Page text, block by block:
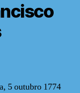
5 outubro 1774